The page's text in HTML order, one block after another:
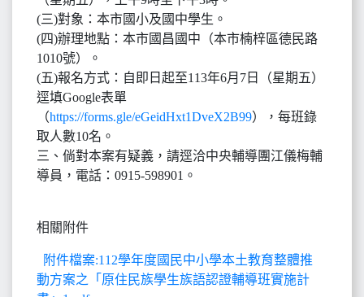
(三)對象：本市國小及國中學生。
(四)辦理地點：本市國昌國中（本市楠梓區德民路
1010號）。
(五)報名方式：自即日起至113年6月7日（星期五）
逕填Google表單
（https://forms.gle/eGeidHxt1DveX2B99），每班錄
取人數10名。
三、倘對本案有疑義，請逕洽中央輔導團江儀梅輔
導員，電話：0915-598901。
相關附件
附件檔案:112學年度國民中小學本土教育整體推
動方案之「原住民族學生族語認證輔導班實施計